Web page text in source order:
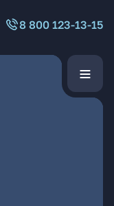
8 800 123-13-15